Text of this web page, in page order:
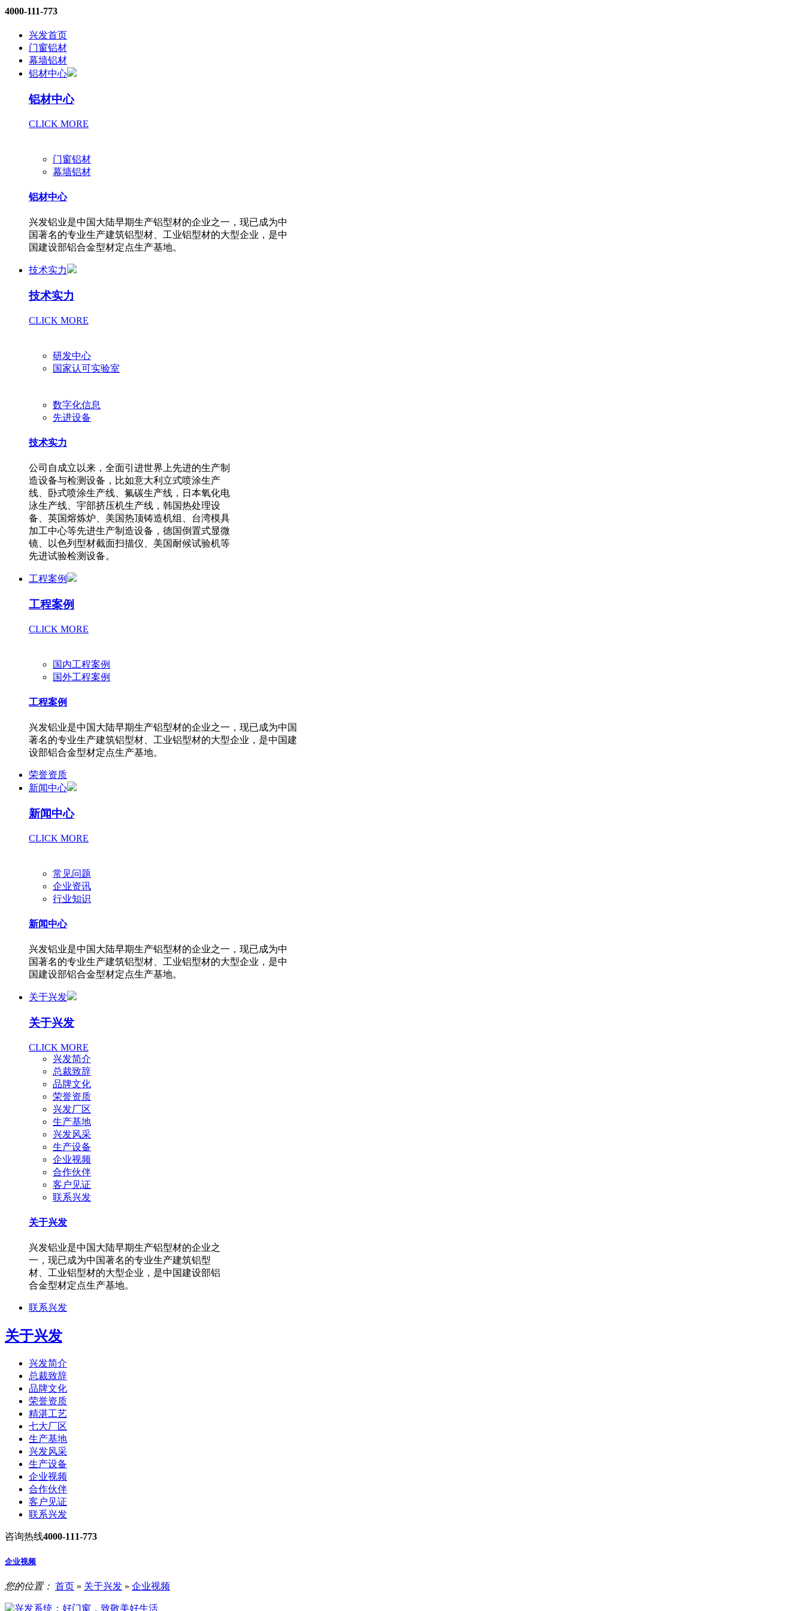
4000-111-773
兴发首页
门窗铝材
幕墙铝材
铝材中心
铝材中心
CLICK MORE
门窗铝材
幕墙铝材
铝材中心
兴发铝业是中国大陆早期生产铝型材的企业之一，现已成为中
国著名的专业生产建筑铝型材、工业铝型材的大型企业，是中
国建设部铝合金型材定点生产基地。
技术实力
技术实力
CLICK MORE
研发中心
国家认可实验室
数字化信息
先进设备
技术实力
公司自成立以来，全面引进世界上先进的生产制
造设备与检测设备，比如意大利立式喷涂生产
线、卧式喷涂生产线、氟碳生产线，日本氧化电
泳生产线、宇部挤压机生产线，韩国热处理设
备、英国熔炼炉、美国热顶铸造机组、台湾模具
加工中心等先进生产制造设备，德国倒置式显微
镜、以色列型材截面扫描仪、美国耐候试验机等
先进试验检测设备。
工程案例
工程案例
CLICK MORE
国内工程案例
国外工程案例
工程案例
兴发铝业是中国大陆早期生产铝型材的企业之一，现已成为中国
著名的专业生产建筑铝型材、工业铝型材的大型企业，是中国建
设部铝合金型材定点生产基地。
荣誉资质
新闻中心
新闻中心
CLICK MORE
常见问题
企业资讯
行业知识
新闻中心
兴发铝业是中国大陆早期生产铝型材的企业之一，现已成为中
国著名的专业生产建筑铝型材、工业铝型材的大型企业，是中
国建设部铝合金型材定点生产基地。
关于兴发
关于兴发
CLICK MORE
兴发简介
总裁致辞
品牌文化
荣誉资质
兴发厂区
生产基地
兴发风采
生产设备
企业视频
合作伙伴
客户见证
联系兴发
关于兴发
兴发铝业是中国大陆早期生产铝型材的企业之
一，现已成为中国著名的专业生产建筑铝型
材、工业铝型材的大型企业，是中国建设部铝
合金型材定点生产基地。
联系兴发
关于兴发
兴发简介
总裁致辞
品牌文化
荣誉资质
精湛工艺
七大厂区
生产基地
兴发风采
生产设备
企业视频
合作伙伴
客户见证
联系兴发
咨询热线4000-111-773
企业视频
您的位置： 首页 » 关于兴发 » 企业视频